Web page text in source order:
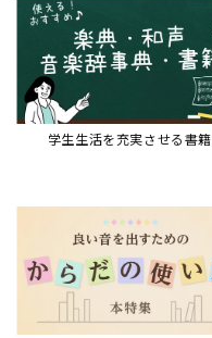
学生生活を充実させる書籍